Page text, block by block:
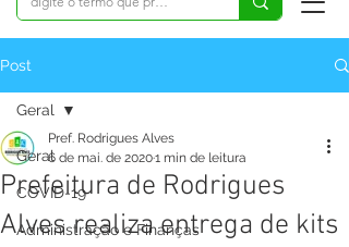
Post
Geral
COVID-19
Administração e Finanças
Geral
Prefeitura de Rodrigues
Alves realiza entrega de kits
Pref. Rodrigues Alves
6 de mai. de 20201 min de leitura